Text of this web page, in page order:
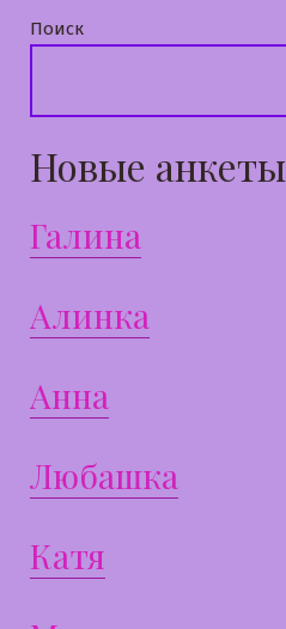
Поиск
Новые анкеты
Галина
Алинка
Анна
Любашка
Катя